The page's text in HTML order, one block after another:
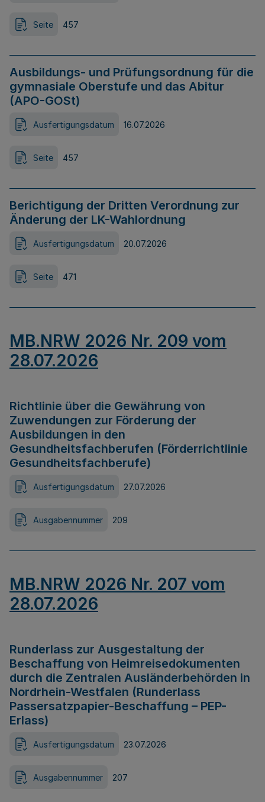
Seite 457
Ausbildungs- und Prüfungsordnung für die
gymnasiale Oberstufe und das Abitur
(APO-GOSt)
Ausfertigungsdatum 16.07.2026
Seite 457
Berichtigung der Dritten Verordnung zur
Änderung der LK-Wahlordnung
Ausfertigungsdatum 20.07.2026
Seite 471
MB.NRW 2026 Nr. 209 vom
28.07.2026
Richtlinie über die Gewährung von
Zuwendungen zur Förderung der
Ausbildungen in den
Gesundheitsfachberufen (Förderrichtlinie
Gesundheitsfachberufe)
Ausfertigungsdatum 27.07.2026
Ausgabennummer 209
MB.NRW 2026 Nr. 207 vom
28.07.2026
Runderlass zur Ausgestaltung der
Beschaffung von Heimreisedokumenten
durch die Zentralen Ausländerbehörden in
Nordrhein-Westfalen (Runderlass
Passersatzpapier-Beschaffung – PEP-
Erlass)
Ausfertigungsdatum 23.07.2026
Ausgabennummer 207